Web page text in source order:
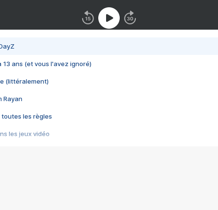
13 ans (et vous l'avez ignoré)
(littéralement)
Rayan
toutes les règles
les jeux vidéo